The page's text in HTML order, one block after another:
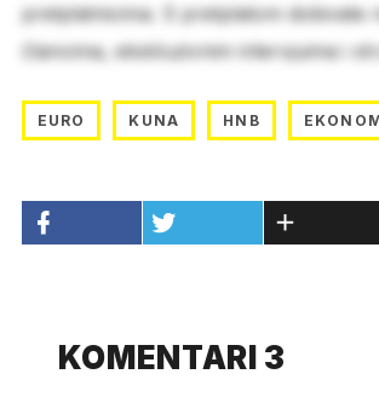
pretplatnicima. S pretplatom dobivate
člancima, ekskluzivnim intervjuima i
EURO KUNA HNB
KOMENTARI 3